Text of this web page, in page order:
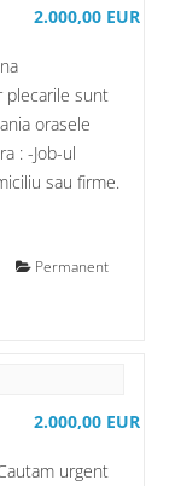
2.000,00 EUR
plecarile sunt
orasele
: -Job-ul
sau firme.
Permanent
2.000,00 EUR
urgent